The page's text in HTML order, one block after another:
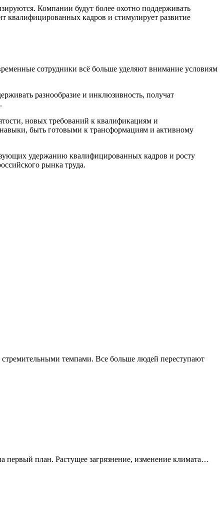
Компании будут более охотно поддерживать
квалифицированных кадров и стимулирует развитие
сотрудники всё больше уделяют внимание условиям
разнообразие и инклюзивность, получат
новых требований к квалификациям и
быть готовыми к трансформациям и активному
удержанию квалифицированных кадров и росту
рынка труда.
темпами. Все больше людей переступают
первый план. Растущее загрязнение, изменение климата…